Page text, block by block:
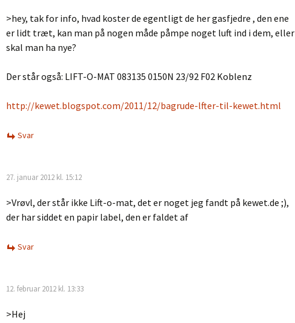
>hey, tak for info, hvad koster de egentligt de her gasfjedre , den ene
er lidt træt, kan man på nogen måde påmpe noget luft ind i dem, eller
skal man ha nye?
Der står også: LIFT-O-MAT 083135 0150N 23/92 F02 Koblenz
http://kewet.blogspot.com/2011/12/bagrude-lfter-til-kewet.html
Svar
27. januar 2012 kl. 15:12
>Vrøvl, der står ikke Lift-o-mat, det er noget jeg fandt på kewet.de ;),
der har siddet en papir label, den er faldet af
Svar
12. februar 2012 kl. 13:33
>Hej